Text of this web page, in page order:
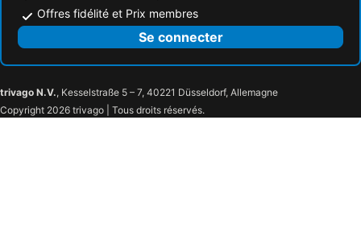
Offres fidélité et Prix membres
Se connecter
trivago N.V., Kesselstraße 5 – 7, 40221 Düsseldorf, Allemagne
Copyright 2026 trivago | Tous droits réservés.